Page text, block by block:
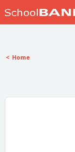
Home